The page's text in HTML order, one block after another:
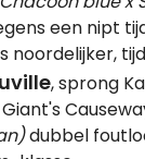
een nipt
noordelijker,
, sprong
dubbel